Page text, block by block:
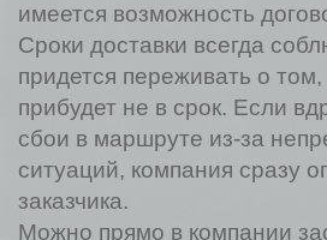
имеется возможность
Сроки доставки всегда
придется переживать о том,
прибудет не в срок. Если
сбои в маршруте из-за
ситуаций, компания сразу
заказчика.
Можно прямо в компании